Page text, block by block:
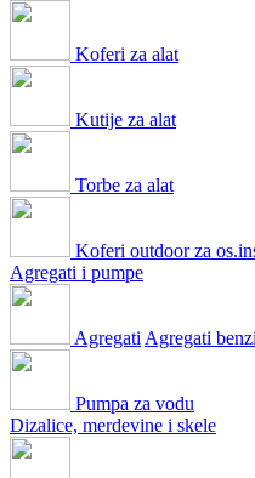
Koferi za alat
Kutije za alat
Torbe za alat
Koferi outdoor za
Agregati i pumpe
Agregati Agregati
Pumpa za vodu
Dizalice, merdevine i skele